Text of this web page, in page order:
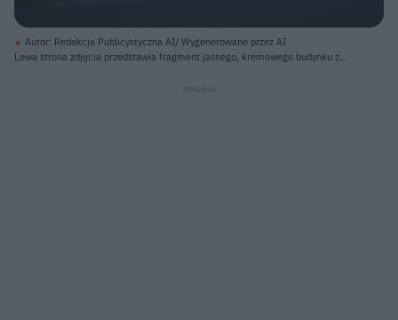
Autor: Redakcja Publicystyczna AI/ Wygenerowane przez AI
Lewa strona zdjęcia przedstawia fragment jasnego, kremowego budynku z
przypominającymi kolumny lub pilastry. U dołu fasady widoczne jest ciepłe,